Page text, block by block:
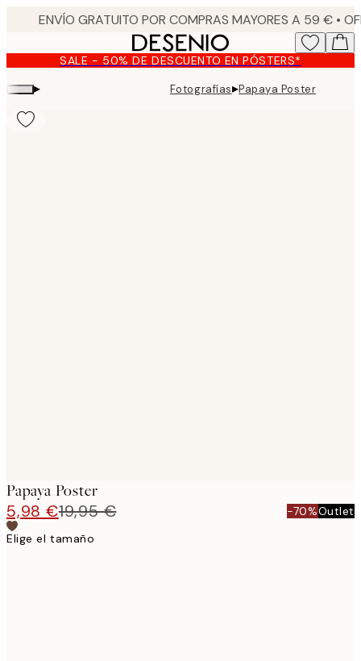
content.SALE - 50% DE DESCUENTO EN PÓSTERS*
▸ Fotografías▸Papaya Poster
Papaya Poster
5,98 €19,95 € -70%Outlet
Elige el tamaño